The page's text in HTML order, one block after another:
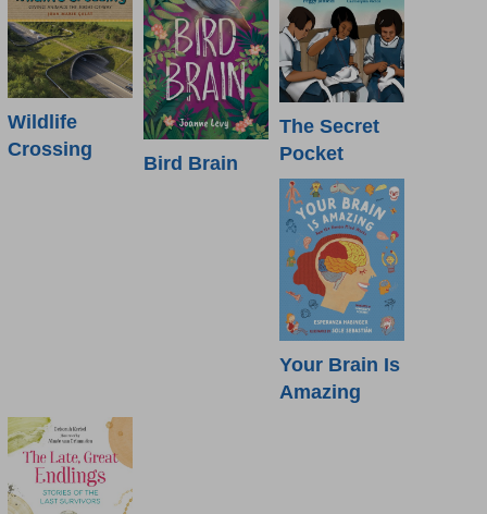
Wildlife
Crossing
Bird Brain
The Secret
Pocket
Your Brain Is
Amazing